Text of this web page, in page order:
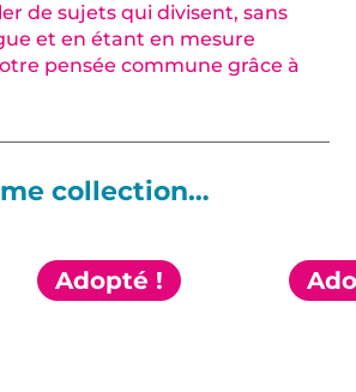
de sujets qui divisent, sans
et en étant en mesure
pensée commune grâce à
collection…
Adopté !